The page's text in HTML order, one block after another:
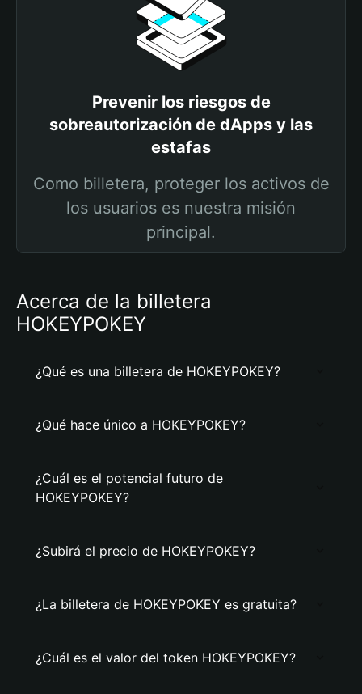
Prevenir los riesgos de
sobreautorización de dApps y las
estafas
Como billetera, proteger los activos de
los usuarios es nuestra misión
principal.
Acerca de la billetera
HOKEYPOKEY
¿Qué es una billetera de HOKEYPOKEY?
¿Qué hace único a HOKEYPOKEY?
¿Cuál es el potencial futuro de
HOKEYPOKEY?
¿Subirá el precio de HOKEYPOKEY?
¿La billetera de HOKEYPOKEY es gratuita?
¿Cuál es el valor del token HOKEYPOKEY?